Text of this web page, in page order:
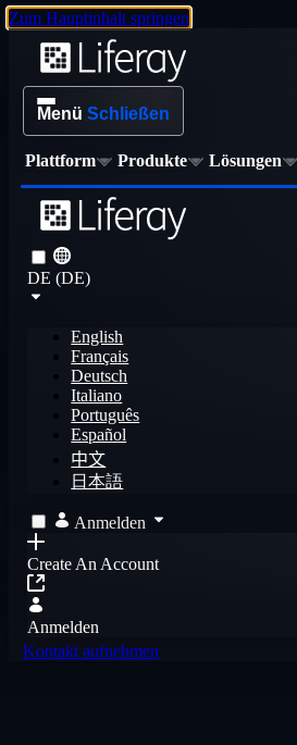
Zum Hauptinhalt springen
Menü Schließen
Plattform Produkte Lösungen
DE (DE)
English
Français
Deutsch
Italiano
Português
Español
中文
日本語
Anmelden
Create An Account
Anmelden
Kontakt aufnehmen